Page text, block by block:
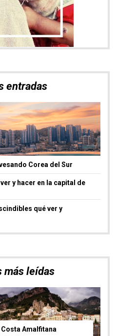
entradas
Corea del Sur
y hacer en la capital de
qué ver y
más leídas
Amalfitana